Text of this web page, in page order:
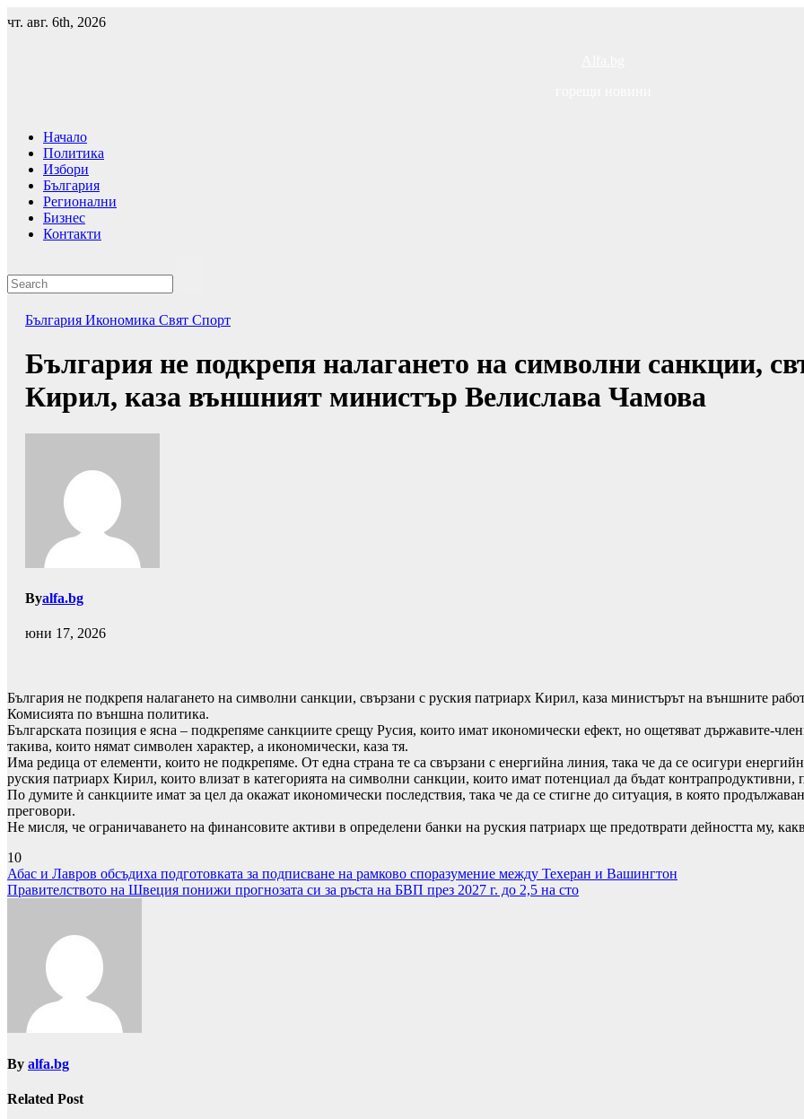
to
чт. авг. 6th, 2026
Начало
Политика
Избори
България
Регионални
Бизнес
Контакти
България Икономика Свят Спорт
България не подкрепя налагането на символни санкции,
Кирил, каза външният министър Велислава Чамова
Byalfa.bg
юни 17, 2026
България не подкрепя налагането на символни санкции, свързани с руския патриарх Кирил, каза министърът на външните
Комисията по външна политика.
Българската позиция е ясна – подкрепяме санкциите срещу Русия, които имат икономически ефект, но ощетяват държавите-
такива, които нямат символен характер, а икономически, каза тя.
Има редица от елементи, които не подкрепяме. От една страна те са свързани с енергийна линия, така че да се осигури
руския патриарх Кирил, които влизат в категорията на символни санкции, които имат потенциал да бъдат контрапродуктивни,
По думите ѝ санкциите имат за цел да окажат икономически последствия, така че да се стигне до ситуация, в която
преговори.
Не мисля, че ограничаването на финансовите активи в определени банки на руския патриарх ще предотврати дейността му,
10
Навигация
Абас и Лавров обсъдиха подготовката за подписване на рамково споразумение между Техеран и Вашингтон
Правителството на Швеция понижи прогнозата си за ръста на БВП през 2027 г. до 2,5 на сто
By alfa.bg
Related Post